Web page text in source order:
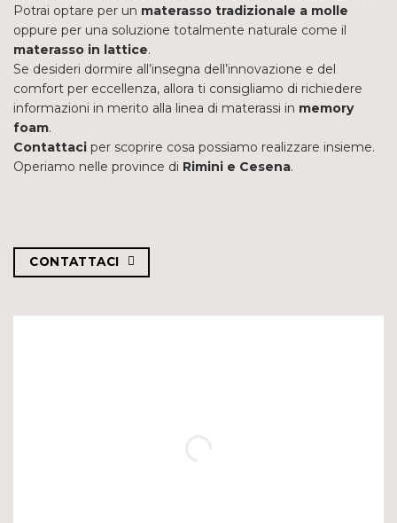
Potrai optare per un materasso tradizionale a molle
oppure per una soluzione totalmente naturale come il
materasso in lattice.
Se desideri dormire all’insegna dell’innovazione e del
comfort per eccellenza, allora ti consigliamo di richiedere
informazioni in merito alla linea di materassi in memory
foam.
Contattaci per scoprire cosa possiamo realizzare insieme.
Operiamo nelle province di Rimini e Cesena.
CONTATTACI